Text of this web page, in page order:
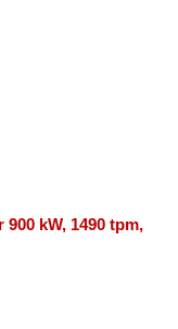
kW, 1490 tpm,